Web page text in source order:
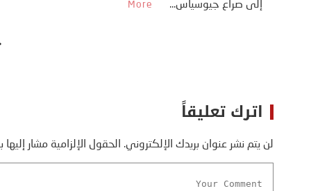
إلى صراع جيوسياس...
اترك تعليقاً
لن يتم نشر عنوان بريدك الإلكتروني. الحقول الإلزامية مشار إليها